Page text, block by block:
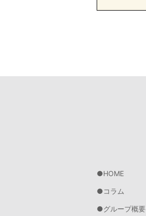
HOME
コラム
グループ概要